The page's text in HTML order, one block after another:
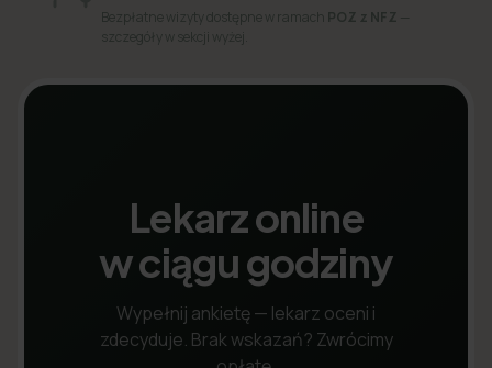
Bezpłatne wizyty dostępne w ramach POZ z NFZ
szczegóły w sekcji wyżej.
Lekarz online
w ciągu godziny
Wypełnij ankietę — lekarz oceni i
zdecyduje. Brak wskazań? Zwrócimy